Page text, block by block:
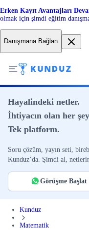
Erken Kayıt Avantajları
olmak için şimdi eğitim
Danışmana Bağlan
Hayalindeki netler.
İhtiyacın olan her
Tek platform.
Soru çözüm, yayın seti,
Kunduz’da. Şimdi al,
Görüşme Başlat
Kunduz
Matematik